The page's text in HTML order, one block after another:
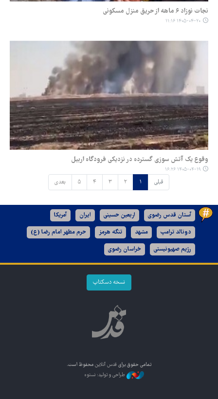
نجات نوزاد ۶ ماهه از حریق منزل مسکونی
۱۴۰۵-۰۴-۲۰ ۱۱:۱۶
وقوع یک آتش سوزی گسترده در نزدیکی فرودگاه اربیل
۱۴۰۵-۰۴-۱۹ ۱۶:۲۶
قبلی ۱ ۲ ۳ ۴ ۵ بعدی
آستان قدس رضوی اربعین حسینی ایران آمریکا
دونالد ترامپ مشهد تنگه هرمز حرم مطهر امام رضا (ع)
رژیم صهیونیستی خراسان رضوی
نسخه دسکتاپ
تمامی حقوق برای قدس آنلاین محفوظ است.
طراحی و تولید: نستوه